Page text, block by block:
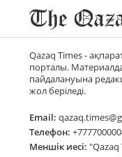
Qazaq Times -
порталы.
пайдалануына
жол беріледі.
Email:
Телефон:
Меншік иесі: